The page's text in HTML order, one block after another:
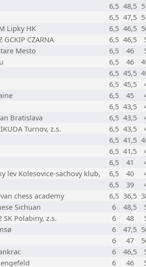
6,5 48,5
6,5 47,5
Lipky HK 6,5 46,5
GCKIP CZARNA 6,5 46,5
Mesto 6,5 46
6,5 46
6,5 45,5
6,5 45,5
6,5 45
6,5 43,5
Bratislava 6,5 43,5
Turnov, z.s. 6,5 43,5
6,5 41,5
6,5 41,5
6,5 41
lev Kolesovice-sachovy klub, 6,5 40
6,5 39
chess academy 6,5 36,5
Sichuan 6 48,5
SK Polabiny, z.s. 6 48
6 47,5
6 47
6 46,5
6 46